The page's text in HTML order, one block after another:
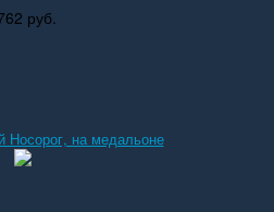
руб.
Носорог, на медальоне